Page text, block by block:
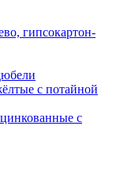
гипсокартон-
с потайной
с